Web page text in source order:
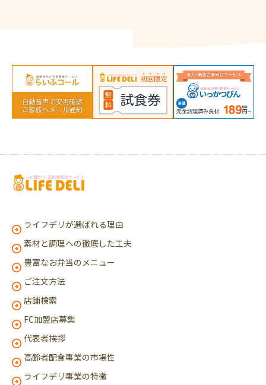
ライフデリが選ばれる理由
素材と調理への徹底した工夫
豊富なお弁当のメニュー
ご注文方法
店舗検索
FC加盟店募集
代表者挨拶
高齢者配食事業の市場性
ライフデリ事業の特徴